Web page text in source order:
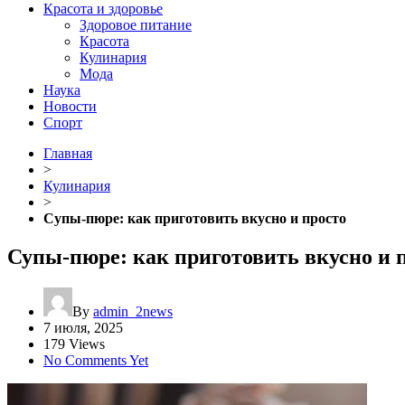
Красота и здоровье
Здоровое питание
Красота
Кулинария
Мода
Наука
Новости
Спорт
Главная
>
Кулинария
>
Супы-пюре: как приготовить вкусно и просто
Супы-пюре: как приготовить вкусно и
By admin_2news
7 июля, 2025
179 Views
No Comments Yet